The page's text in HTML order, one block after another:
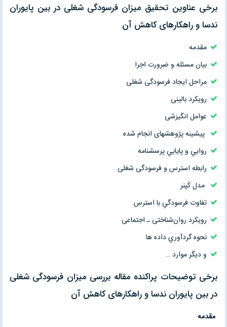
برخی عناوین تحقیق میزان فرسودگی شغلی در بین پایوران
ندسا و راهکارهای کاهش آن
مقدمه
بیان مسئله و ضرورت اجرا
مراحل ایجاد فرسودگی شغلی
رویکرد بالینی
عوامل انگیزشی
پیشینه پژوهشهای انجام شده
روايي و پايايي پرسشنامه
رابطه استرس و فرسودگی شغلی
مدل کَپنر
تفاوت فرسودگي با استرس
رویکرد روان‌شناختی ـ اجتماعی
نحوه گردآوري داده ها
و دیگر موارد …
برخی توضیحات پراکنده مقاله بررسی میزان فرسودگی شغلی
در بین پایوران ندسا و راهکارهای کاهش آن
مقدمه